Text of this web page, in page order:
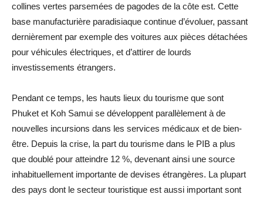
collines vertes parsemées de pagodes de la côte est. Cette
base manufacturière paradisiaque continue d’évoluer, passant
dernièrement par exemple des voitures aux pièces détachées
pour véhicules électriques, et d’attirer de lourds
investissements étrangers.
Pendant ce temps, les hauts lieux du tourisme que sont
Phuket et Koh Samui se développent parallèlement à de
nouvelles incursions dans les services médicaux et de bien-
être. Depuis la crise, la part du tourisme dans le PIB a plus
que doublé pour atteindre 12 %, devenant ainsi une source
inhabituellement importante de devises étrangères. La plupart
des pays dont le secteur touristique est aussi important sont